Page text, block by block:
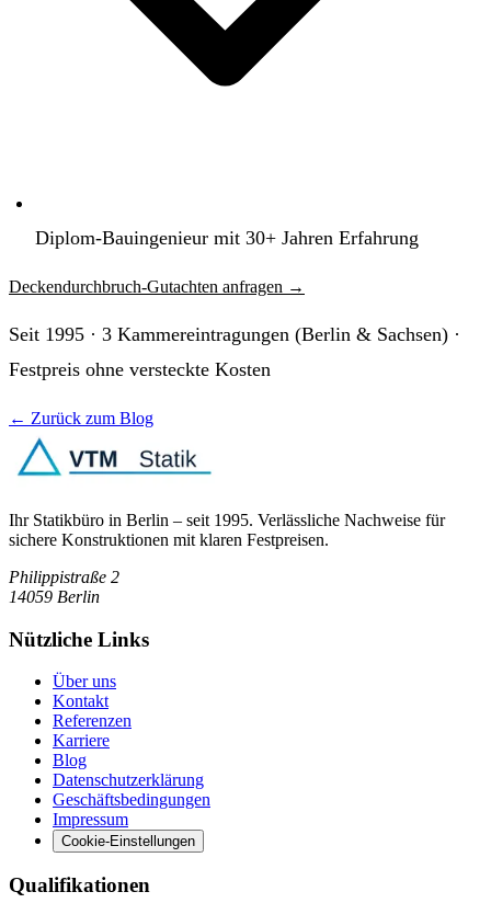
Diplom-Bauingenieur mit 30+ Jahren Erfahrung
Deckendurchbruch-Gutachten anfragen →
Seit 1995 · 3 Kammereintragungen (Berlin & Sachsen) ·
Festpreis ohne versteckte Kosten
← Zurück zum Blog
Ihr Statikbüro in Berlin – seit 1995. Verlässliche Nachweise für
sichere Konstruktionen mit klaren Festpreisen.
Philippistraße 2
14059 Berlin
Nützliche Links
Über uns
Kontakt
Referenzen
Karriere
Blog
Datenschutzerklärung
Geschäftsbedingungen
Impressum
Cookie-Einstellungen
Qualifikationen